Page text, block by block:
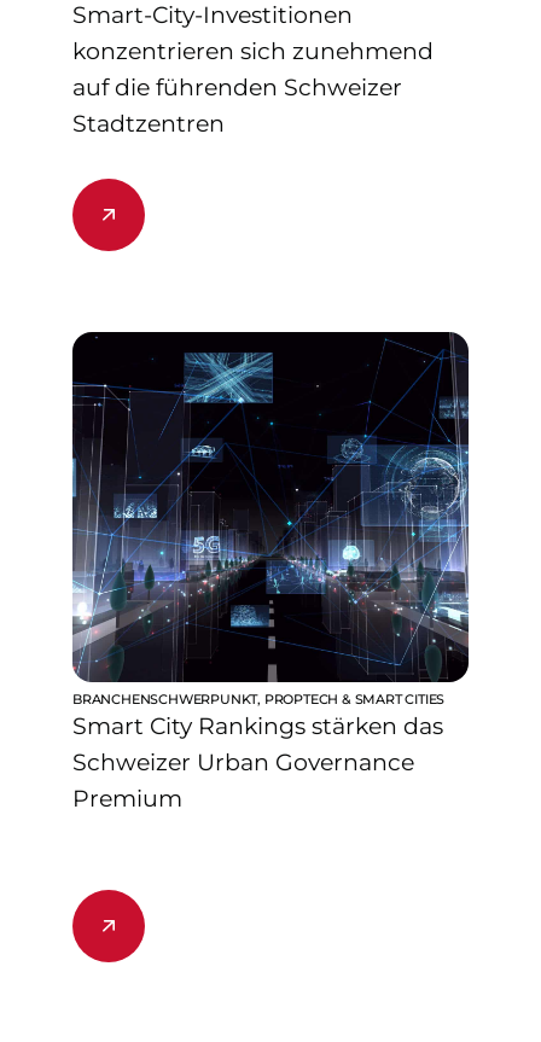
Smart-City-Investitionen
konzentrieren sich zunehmend
auf die führenden Schweizer
Stadtzentren
BRANCHENSCHWERPUNKT, PROPTECH & SMART CITIES
Smart City Rankings stärken das
Schweizer Urban Governance
Premium